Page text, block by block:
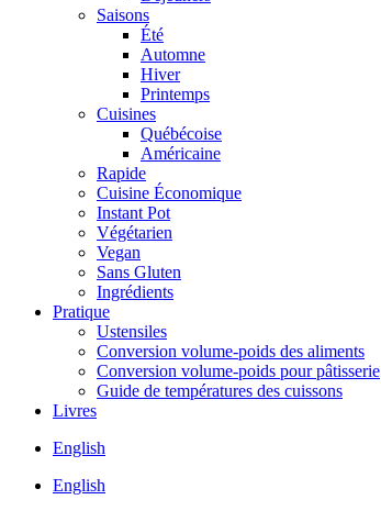
Saisons
Été
Automne
Hiver
Printemps
Cuisines
Québécoise
Américaine
Rapide
Cuisine Économique
Instant Pot
Végétarien
Vegan
Sans Gluten
Ingrédients
Pratique
Ustensiles
Conversion volume-poids des aliments
Conversion volume-poids pour pâtisserie
Guide de températures des cuissons
Livres
English
English